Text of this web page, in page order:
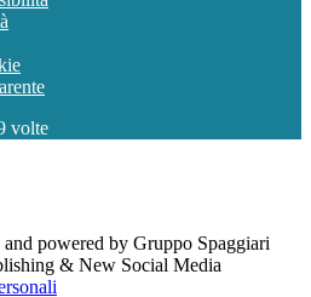
volte
powered by Gruppo Spaggiari
& New Social Media